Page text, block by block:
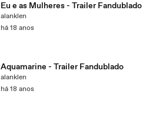
Eu e as Mulheres - Trailer Fandublado
alanklen
há 18 anos
Aquamarine - Trailer Fandublado
alanklen
há 18 anos